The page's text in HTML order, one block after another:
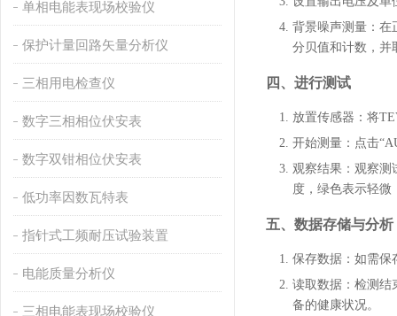
单相电能表现场校验仪
保护计量回路矢量分析仪
三相用电检查仪
数字三相相位伏安表
数字双钳相位伏安表
低功率因数瓦特表
指针式工频耐压试验装置
电能质量分析仪
三相电能表现场校验仪
背景噪声测量 ：
分贝值和计数，并
四、进行测试
放置传感器 ：将
开始测量 ：点击
观察结果 ：观察
度，绿色表示轻微
五、数据存储与分析
保存数据 ：如需
读取数据 ：检测
备的健康状况。